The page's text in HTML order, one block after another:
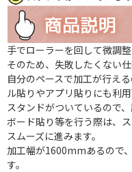
手でローラーを回して微調
そのため、失敗したくない仕
自分のペースで加工が行え
ル貼りやアプリ貼りにも利用
スタンドがついているので
ボード貼り等を行う際は、
スムーズに進みます。
加工幅が1600mmあるので
す。